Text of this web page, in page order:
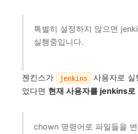
특별히 설정하지 않으면
실행중입니다.
젠킨스가 jenkins
사용자로 실
었다면 현재 사용자를 jenkins로
chown 명령어로 파일들을